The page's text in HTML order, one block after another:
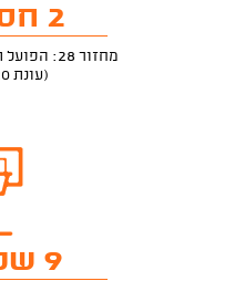
2 חסימות
מחזור 28: הפועל ת"א נגד עירוני נהריה
(עונת 2019-20)
9 שלשות